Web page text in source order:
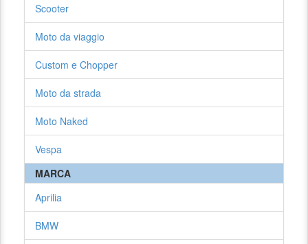
Scooter
Moto da viaggio
Custom e Chopper
Moto da strada
Moto Naked
Vespa
MARCA
Aprilia
BMW